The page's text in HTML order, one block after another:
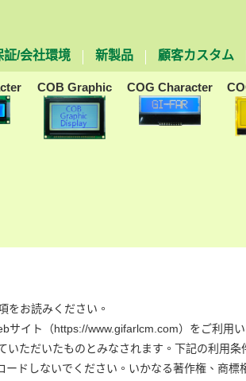
証/会社環境 新製品 顧客カスタム
COB Graphic COG Character
をお読みください。
サイト（https://www.gifarlcm.com）をご利用
ただいたものとみなされます。下記の利用
ドしないでください。いかなる著作権、商